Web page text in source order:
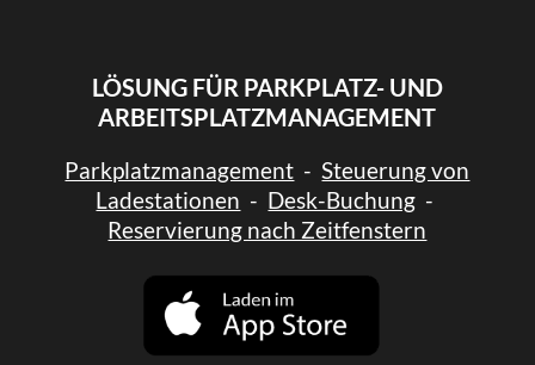
LÖSUNG FÜR PARKPLATZ- UND
ARBEITSPLATZMANAGEMENT
Parkplatzmanagement - Steuerung von
Ladestationen - Desk-Buchung -
Reservierung nach Zeitfenstern